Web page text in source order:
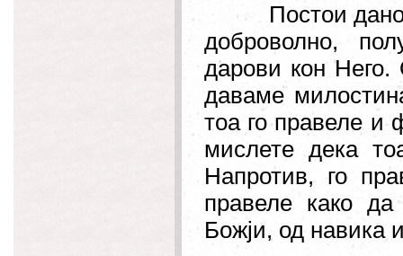
Постои
доброволно,
дарови кон Него.
даваме
тоа го правеле и
мислете дека
Напротив, го
правеле како
Божји, од навика